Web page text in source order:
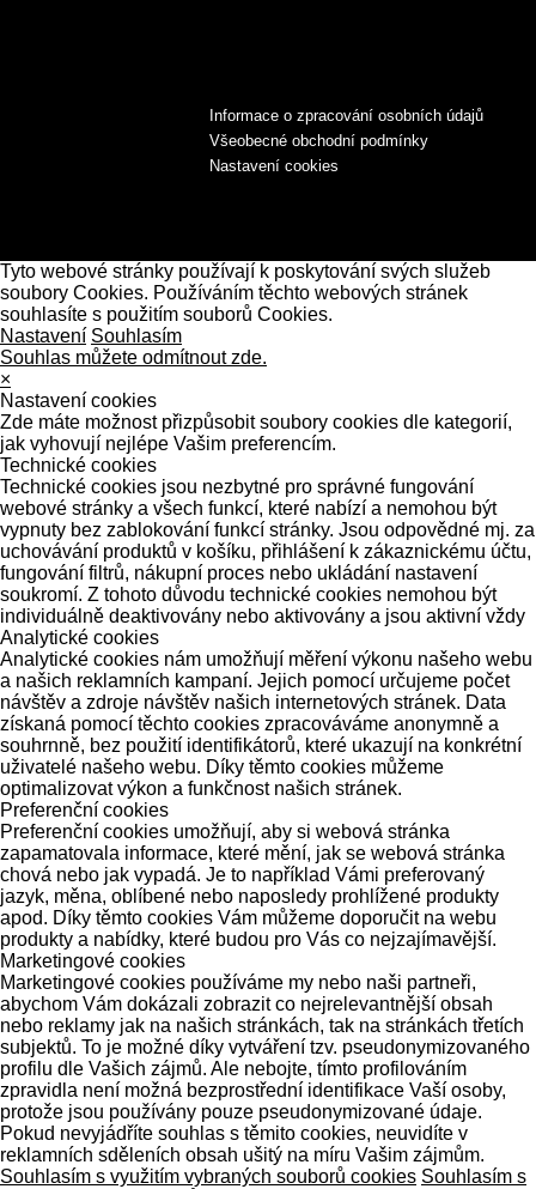
Informace o zpracování osobních údajů
Všeobecné obchodní podmínky
Nastavení cookies
Tyto webové stránky používají k poskytování svých služeb
soubory Cookies. Používáním těchto webových stránek
souhlasíte s použitím souborů Cookies.
Nastavení Souhlasím
Souhlas můžete odmítnout zde.
×
Nastavení cookies
Zde máte možnost přizpůsobit soubory cookies dle kategorií,
jak vyhovují nejlépe Vašim preferencím.
Technické cookies
Technické cookies jsou nezbytné pro správné fungování
webové stránky a všech funkcí, které nabízí a nemohou být
vypnuty bez zablokování funkcí stránky. Jsou odpovědné mj. za
uchovávání produktů v košíku, přihlášení k zákaznickému účtu,
fungování filtrů, nákupní proces nebo ukládání nastavení
soukromí. Z tohoto důvodu technické cookies nemohou být
individuálně deaktivovány nebo aktivovány a jsou aktivní vždy
Analytické cookies
Analytické cookies nám umožňují měření výkonu našeho webu
a našich reklamních kampaní. Jejich pomocí určujeme počet
návštěv a zdroje návštěv našich internetových stránek. Data
získaná pomocí těchto cookies zpracováváme anonymně a
souhrnně, bez použití identifikátorů, které ukazují na konkrétní
uživatelé našeho webu. Díky těmto cookies můžeme
optimalizovat výkon a funkčnost našich stránek.
Preferenční cookies
Preferenční cookies umožňují, aby si webová stránka
zapamatovala informace, které mění, jak se webová stránka
chová nebo jak vypadá. Je to například Vámi preferovaný
jazyk, měna, oblíbené nebo naposledy prohlížené produkty
apod. Díky těmto cookies Vám můžeme doporučit na webu
produkty a nabídky, které budou pro Vás co nejzajímavější.
Marketingové cookies
Marketingové cookies používáme my nebo naši partneři,
abychom Vám dokázali zobrazit co nejrelevantnější obsah
nebo reklamy jak na našich stránkách, tak na stránkách třetích
subjektů. To je možné díky vytváření tzv. pseudonymizovaného
profilu dle Vašich zájmů. Ale nebojte, tímto profilováním
zpravidla není možná bezprostřední identifikace Vaší osoby,
protože jsou používány pouze pseudonymizované údaje.
Pokud nevyjádříte souhlas s těmito cookies, neuvidíte v
reklamních sděleních obsah ušitý na míru Vašim zájmům.
Souhlasím s využitím vybraných souborů cookies Souhlasím s